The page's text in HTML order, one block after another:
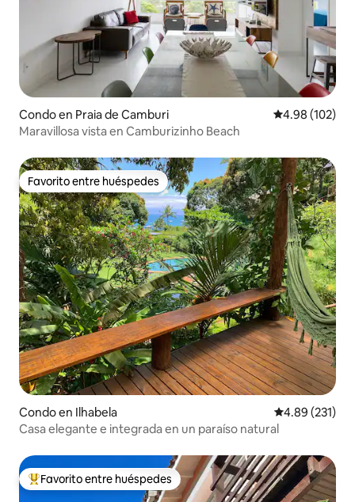
Condo en Praia de Camburi Calificación
4.98 (102)
Maravillosa vista en Camburizinho Beach
Favorito entre huéspedes
Favorito entre huéspedes
Condo en Ilhabela Calificación
4.89 (231)
Casa elegante e integrada en un paraíso natural
Favorito entre huéspedes preferido
Favorito entre huéspedes